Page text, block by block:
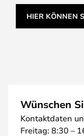
HIER KÖNNEN
Wünschen
Kontaktdaten
Freitag: 8:30 –